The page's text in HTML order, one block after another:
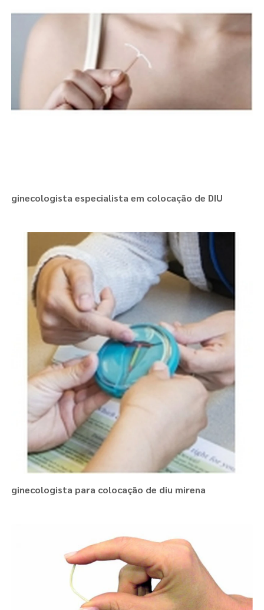
ginecologista especialista em colocação de DIU
ginecologista para colocação de diu mirena